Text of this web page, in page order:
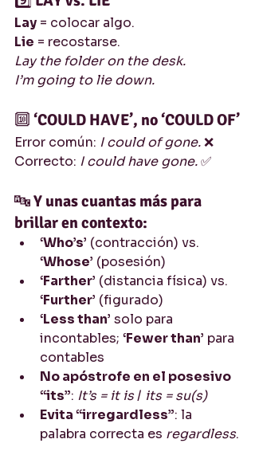
Lay = colocar algo.
Lie = recostarse.
Lay the folder on the desk.
I’m going to lie down.
🔟 ‘COULD HAVE’, no ‘COULD OF’
Error común: I could of gone. ❌
Correcto: I could have gone. ✅
🔤 Y unas cuantas más para
brillar en contexto:
‘Who’s’ (contracción) vs.
‘Whose’ (posesión)
‘Farther’ (distancia física) vs.
‘Further’ (figurado)
‘Less than’ solo para
incontables; ‘Fewer than’ para
contables
No apóstrofe en el posesivo
“its”: It’s = it is / its = su(s)
Evita “irregardless”: la
palabra correcta es regardless.